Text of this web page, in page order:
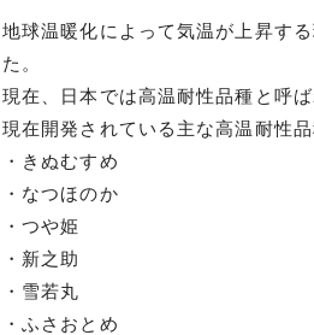
地球温暖化によって気温が上昇す
た。
現在、日本では高温耐性品種と呼
現在開発されている主な高温耐性
・きぬむすめ
・なつほのか
・つや姫
・新之助
・雪若丸
・ふさおとめ